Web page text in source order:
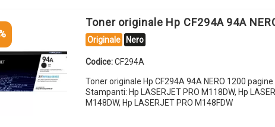
Toner originale Hp CF294A 94A
Originale Nero
Codice:CF294A
Toner originale Hp CF294A 94A NERO 1200
Stampanti: Hp LASERJET PRO M118DW, Hp
M148DW, Hp LASERJET PRO M148FDW